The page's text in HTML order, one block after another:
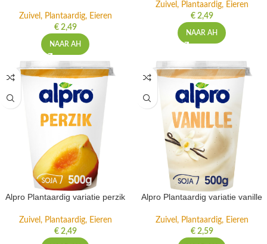
Zuivel, Plantaardig, Eieren
€2,49
NAAR AH
Zuivel, Plantaardig, Eieren
€2,49
NAAR AH
Alpro Plantaardig variatie perzik
Zuivel, Plantaardig, Eieren
€2,49
Alpro Plantaardig variatie vanille
Zuivel, Plantaardig, Eieren
€2,59